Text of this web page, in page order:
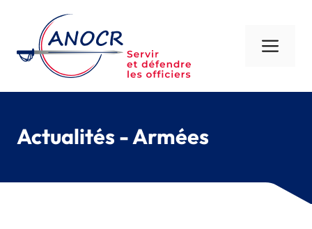
contenu
Actualités - Armées